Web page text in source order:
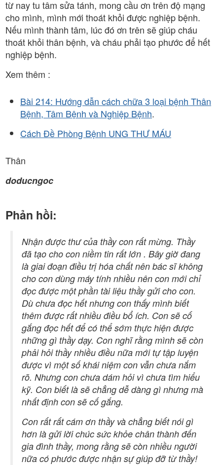
từ nay tu tâm sửa tánh, mong cầu ơn trên độ mạng
cho mình, mình mới thoát khỏi được nghiệp bệnh.
Nếu mình thành tâm, lúc đó ơn trên sẽ giúp cháu
thoát khỏi thân bệnh, và cháu phải tạo phước để hết
nghiệp bệnh.
Xem thêm :
Bài 214: Hướng dẫn cách chữa 3 loại bệnh Thân
Bệnh, Tâm Bệnh và Nghiệp Bệnh.
Cách Đề Phòng Bệnh UNG THƯ MÁU
Thân
doducngoc
Phản hồi:
Nhận được thư của thầy con rất mừng. Thầy
đã tạo cho con niềm tin rất lớn . Bây giờ đang
là giai đoạn điều trị hóa chất nên bác sĩ không
cho con dùng máy tính nhiều nên con mới chỉ
đọc được một phần tài liệu thầy gửi cho con.
Dù chưa đọc hết nhưng con thấy mình biết
thêm được rất nhiều điều bổ ích. Con sẽ cố
gắng đọc hết để có thể sớm thực hiện được
những gì thầy dạy. Con nghĩ rằng mình sẽ còn
phải hỏi thầy nhiều điều nữa mới tự tập luyện
được vì một số khái niệm con vẫn chưa nắm
rõ. Nhưng con chưa dám hỏi vì chưa tìm hiểu
kỹ. Con biết là sẽ chẳng dễ dàng gì nhưng mà
nhất định con sẽ cố gắng.
Con rất rất cám ơn thầy và chẳng biết nói gì
hơn là gửi lời chúc sức khỏe chân thành đến
gia đình thầy, mong rằng sẽ còn nhiều người
nữa có phước được nhận sự giúp đỡ từ thầy!